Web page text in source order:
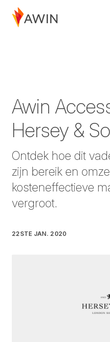
Awin
Hersey &
Ontdek hoe dit
zijn bereik en
kosteneffectieve
vergroot.
22STE JAN. 2020